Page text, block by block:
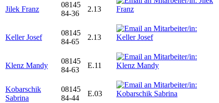
Jilek Franz
08145
84-36
2.13
Keller Josef
08145
84-65
2.13
Klenz Mandy
08145
84-63
E.11
Kobarschik
Sabrina
08145
84-44
E.03